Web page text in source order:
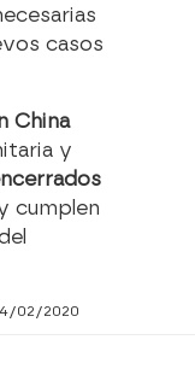
casos
China
y
cumplen
02/2020